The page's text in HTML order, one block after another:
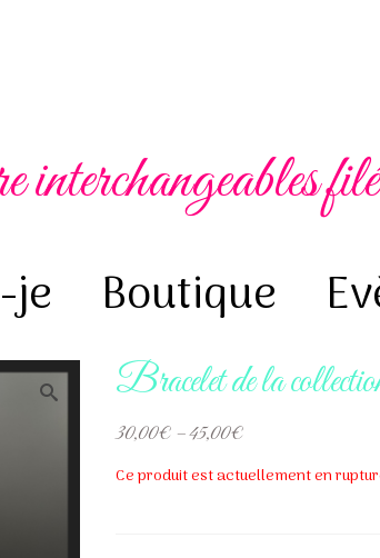
interchangeables
je Boutique
Bracelet de la
30,00€–45,00€
Ce produit est actuellement en